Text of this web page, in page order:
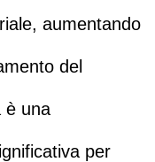
aumentando
del
è una
per